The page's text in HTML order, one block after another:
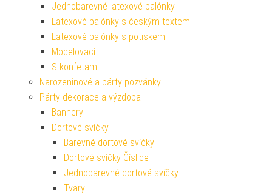
Jednobarevné latexové balónky
Latexové balónky s českým textem
Latexové balónky s potiskem
Modelovací
S konfetami
Narozeninové a párty pozvánky
Párty dekorace a výzdoba
Bannery
Dortové svíčky
Barevné dortové svíčky
Dortové svíčky Číslice
Jednobarevné dortové svíčky
Tvary